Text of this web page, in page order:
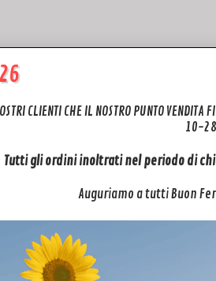
motion. Ecco perché Action
CLIENTI CHE IL NOSTRO PUNTO VENDITA
10-
Tutti gli ordini inoltrati nel periodo di
Auguriamo a tutti Buon